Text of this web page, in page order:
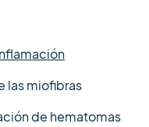
las miofibras
de hematomas